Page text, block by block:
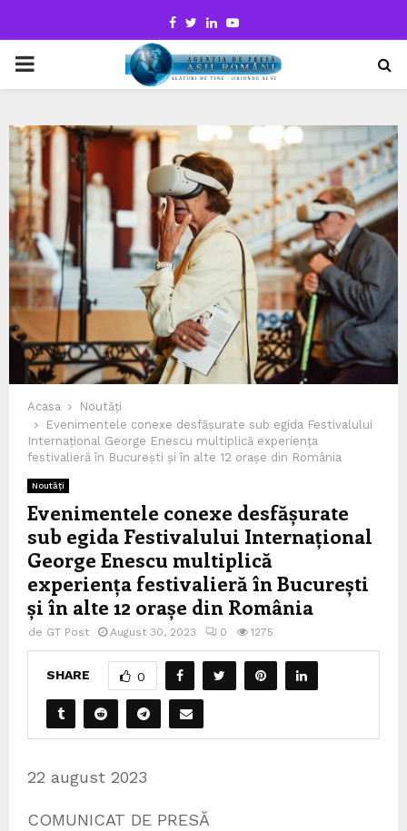
Facebook
TwitterLinkedinYoutube
PRIMARY
Acasa
Noutăți
Evenimentele conexe desfășurate sub egida Festivalului
Internațional George Enescu multiplică experiența
festivalieră în București și în alte 12 orașe din România
Noutăți
Evenimentele conexe desfășurate
sub egida Festivalului Internațional
George Enescu multiplică
experiența festivalieră în București
și în alte 12 orașe din România
de GT Post August 30, 2023 0 1275
SHARE 0
22 august 2023
COMUNICAT DE PRESĂ